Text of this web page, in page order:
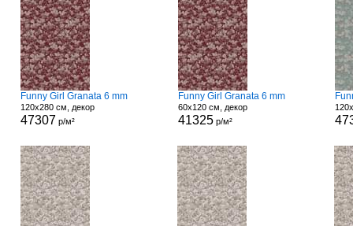
Funny Girl Granata 6 mm
120x280 см, декор
47307 р/м²
Funny Girl Granata 6 mm
60x120 см, декор
41325р/м²